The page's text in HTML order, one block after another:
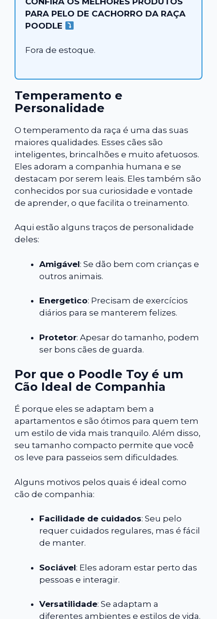
PARA PELO DE CACHORRO DA RAÇA
POODLE
Fora de estoque.
Temperamento e
Personalidade
O temperamento da raça é uma das suas
maiores qualidades. Esses cães são
inteligentes, brincalhões e muito afetuosos.
Eles adoram a companhia humana e se
destacam por serem leais. Eles também são
conhecidos por sua curiosidade e vontade
de aprender, o que facilita o treinamento.
Aqui estão alguns traços de personalidade
deles:
Amigável: Se dão bem com crianças e
outros animais.
Energetico: Precisam de exercícios
diários para se manterem felizes.
Protetor: Apesar do tamanho, podem
ser bons cães de guarda.
Por que o Poodle Toy é um
Cão Ideal de Companhia
É porque eles se adaptam bem a
apartamentos e são ótimos para quem tem
um estilo de vida mais tranquilo. Além disso,
seu tamanho compacto permite que você
os leve para passeios sem dificuldades.
Alguns motivos pelos quais é ideal como
cão de companhia:
Facilidade de cuidados: Seu pelo
requer cuidados regulares, mas é fácil
de manter.
Sociável: Eles adoram estar perto das
pessoas e interagir.
Versatilidade: Se adaptam a
diferentes ambientes e estilos de vida.